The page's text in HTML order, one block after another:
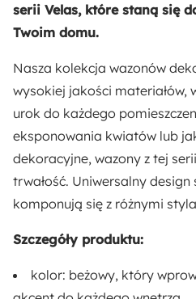
Stojący
serii Velas, które staną się
Twoim domu.
Nasza kolekcja wazonów
wysokiej jakości materiałów,
urok do każdego
eksponowania kwiatów lub
dekoracyjne, wazony z tej
trwałość. Uniwersalny
komponują się z różnymi
Szczegóły produktu:
kolor: beżowy, który